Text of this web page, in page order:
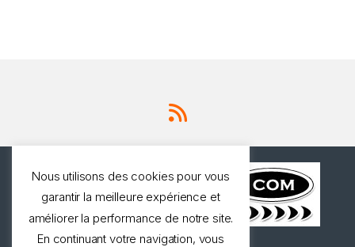
Nous utilisons des cookies pour vous
garantir la meilleure expérience et
améliorer la performance de notre site.
En continuant votre navigation, vous